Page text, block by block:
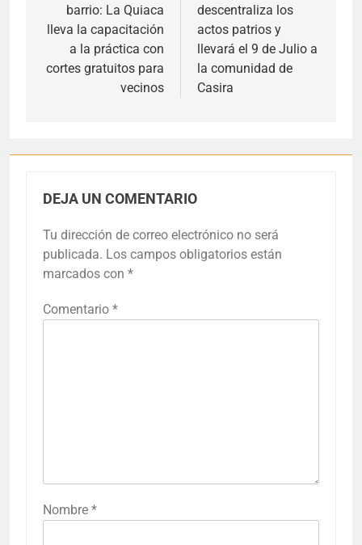
entradas
barrio: La Quiaca
lleva la capacitación
a la práctica con
cortes gratuitos para
vecinos
descentraliza los
actos patrios y
llevará el 9 de Julio a
la comunidad de
Casira
DEJA UN COMENTARIO
Tu dirección de correo electrónico no será
publicada. Los campos obligatorios están
marcados con *
Comentario *
Nombre *